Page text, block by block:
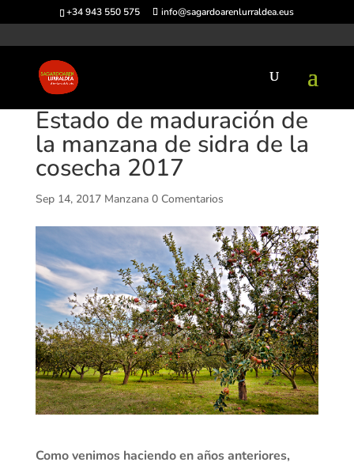
+34 943 550 575 info@sagardoarenlurraldea.eus
Estado de maduración de
la manzana de sidra de la
cosecha 2017
Sep 14, 2017 Manzana 0 Comentarios
Como venimos haciendo en años anteriores,